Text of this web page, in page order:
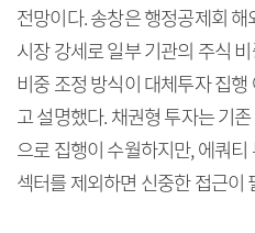
전망이다. 송창은 행정공제회
시장 강세로 일부 기관의 주식
비중 조정 방식이 대체투자 집
고 설명했다. 채권형 투자는 기
으로 집행이 수월하지만, 에쿼
섹터를 제외하면 신중한 접근이